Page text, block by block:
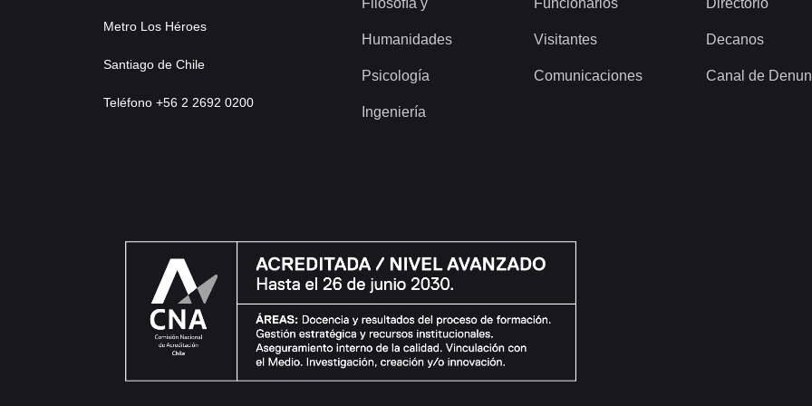
Metro Los Héroes
Santiago de Chile
Teléfono +56 2 2692 0200
Filosofía y
Humanidades
Psicología
Ingeniería
Funcionarios
Visitantes
Comunicaciones
Directorio
Decanos
Canal de